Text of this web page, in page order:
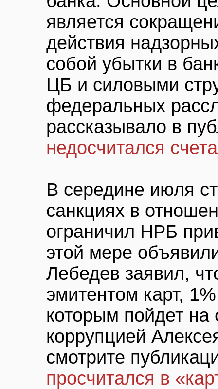
является
действия
собой убытки в
ЦБ и силовыми
федеральных
рассказывало в
недосчитался
В середине июля
санкциях в
ограничил НРБ
этой мере
Лебедев заявил,
эмитентом карт,
которым пойдет
коррупцией
смотрите
просчитался в